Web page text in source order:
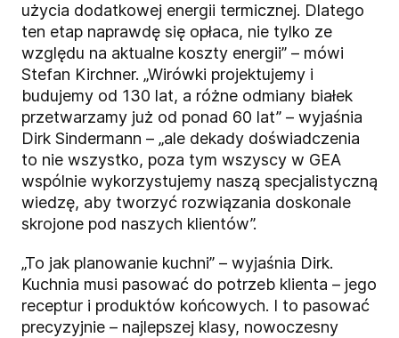
użycia dodatkowej energii termicznej. Dlatego
ten etap naprawdę się opłaca, nie tylko ze
względu na aktualne koszty energii” – mówi
Stefan Kirchner. „Wirówki projektujemy i
budujemy od 130 lat, a różne odmiany białek
przetwarzamy już od ponad 60 lat” – wyjaśnia
Dirk Sindermann – „ale dekady doświadczenia
to nie wszystko, poza tym wszyscy w GEA
wspólnie wykorzystujemy naszą specjalistyczną
wiedzę, aby tworzyć rozwiązania doskonale
skrojone pod naszych klientów”.
„To jak planowanie kuchni” – wyjaśnia Dirk.
Kuchnia musi pasować do potrzeb klienta – jego
receptur i produktów końcowych. I to pasować
precyzyjnie – najlepszej klasy, nowoczesny